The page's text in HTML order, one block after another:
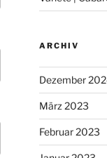
ARCHIV
Dezember
März 2023
Februar 2023